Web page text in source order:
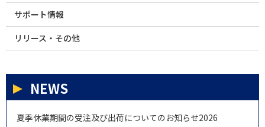
サポート情報
リリース・その他
NEWS
夏季休業期間の受注及び出荷についてのお知らせ2026